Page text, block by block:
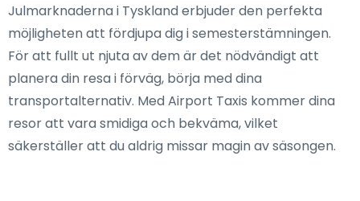
Julmarknaderna i Tyskland erbjuder den perfekta
möjligheten att fördjupa dig i semesterstämningen.
För att fullt ut njuta av dem är det nödvändigt att
planera din resa i förväg, börja med dina
transportalternativ. Med Airport Taxis kommer dina
resor att vara smidiga och bekväma, vilket
säkerställer att du aldrig missar magin av säsongen.